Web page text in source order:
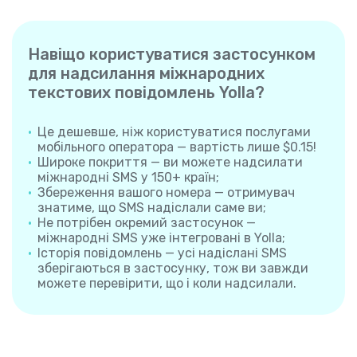
Навіщо користуватися застосунком
для надсилання міжнародних
текстових повідомлень Yolla?
Це дешевше, ніж користуватися послугами
мобільного оператора — вартість лише $0.15!
Широке покриття — ви можете надсилати
міжнародні SMS у 150+ країн;
Збереження вашого номера — отримувач
знатиме, що SMS надіслали саме ви;
Не потрібен окремий застосунок —
міжнародні SMS уже інтегровані в Yolla;
Історія повідомлень — усі надіслані SMS
зберігаються в застосунку, тож ви завжди
можете перевірити, що і коли надсилали.